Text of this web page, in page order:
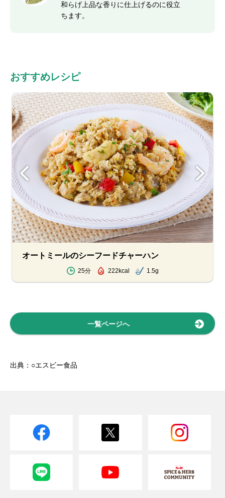
和らげ上品な香りに仕上げるのに役立
ちます。
おすすめレシピ
オートミールのシーフードチャーハン
25分 222kcal 1.5g
一覧ページへ
出典：○エスビー食品